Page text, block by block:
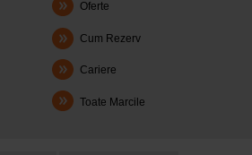
Oferte
Cum Rezerv
Cariere
Toate Marcile